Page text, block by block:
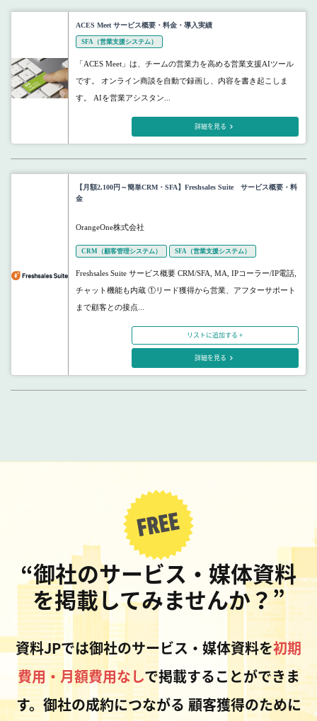
ACES Meet サービス概要・料金・導入実績
SFA（営業支援システム）
「ACES Meet」は、チームの営業力を高める営業支援AIツール
です。 オンライン商談を自動で録画し、内容を書き起こしま
す。 AIを営業アシスタン...
詳細を見る
【月額2,100円～簡単CRM・SFA】Freshsales Suite サービス概要・料
金
OrangeOne株式会社
CRM（顧客管理システム） SFA（営業支援システム）
Freshsales Suite サービス概要 CRM/SFA, MA, IPコーラー/IP電話,
チャット機能も内蔵 ①リード獲得から営業、アフターサポート
まで顧客との接点...
リストに追加する +
詳細を見る
“御社のサービス・媒体資料
を掲載してみませんか？”
資料JPでは御社のサービス・媒体資料を初期
費用・月額費用なしで掲載することができま
す。御社の成約につながる 顧客獲得のために